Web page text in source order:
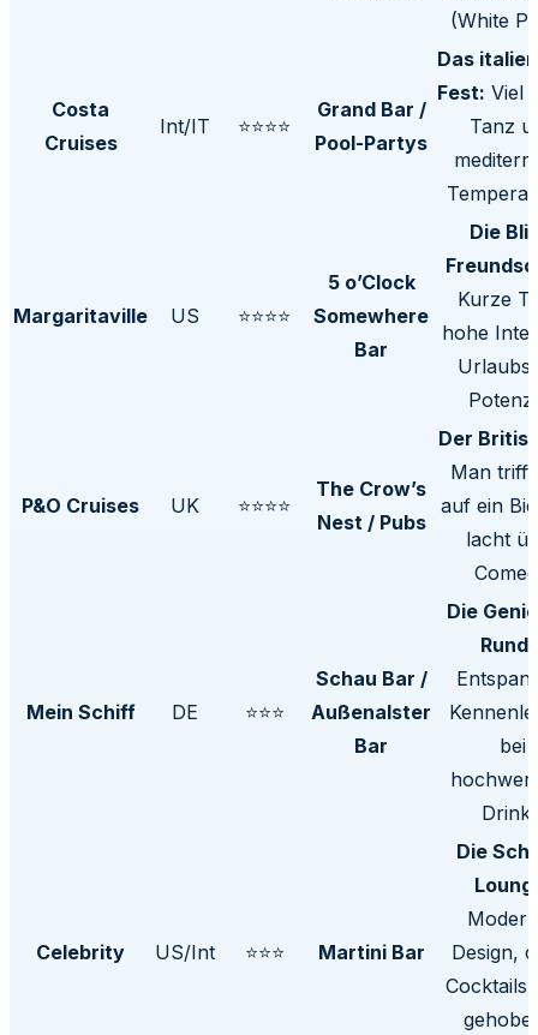
(White
Costa
Cruises
Int/IT ⭐⭐⭐⭐
Grand Bar /
Pool-Partys
Das
Fest: Viel
Tanz
Margaritaville US ⭐⭐⭐⭐
5 o’Clock
Somewhere
Bar
Die
Kurze
hohe
P&O Cruises UK ⭐⭐⭐⭐
The Crow’s
Nest / Pubs
Der
Man trifft
auf ein
lacht
Mein Schiff DE ⭐⭐⭐
Schau Bar /
Außenalster
Bar
Die
bei
Celebrity US/Int ⭐⭐⭐ Martini Bar
Die
Design,